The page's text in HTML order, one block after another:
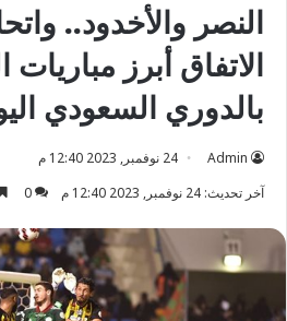
النصر والأخدود..
بالدوري السعودي
Admin
24 نوفمبر, 2023 12:40 م
آخر تحديث: 24 نوفمبر, 2023 12:40 م
0